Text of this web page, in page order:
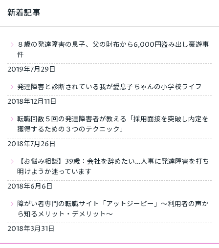
新着記事
８歳の発達障害の息子、父の財布から6,000円盗み出し豪遊事
件
2019年7月29日
発達障害と診断されている我が愛息子ちゃんの小学校ライフ
2018年12月11日
転職回数５回の発達障害者が教える「採用面接を突破し内定を
獲得するための３つのテクニック」
2018年7月26日
【お悩み相談】39歳：会社を辞めたい…人事に発達障害を打ち
明けようか迷っています
2018年6月6日
障がい者専門の転職サイト「アットジーピー」～利用者の声か
ら知るメリット・デメリット～
2018年3月31日